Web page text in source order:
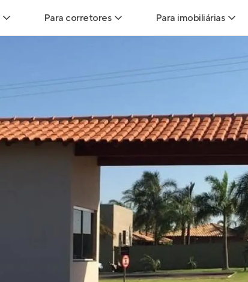
Para corretores
Parcerias imobiliárias
Hub de Corretores
Perfil Verificado
Anunciar imóveis
Para imobiliárias
Anunciar imóveis